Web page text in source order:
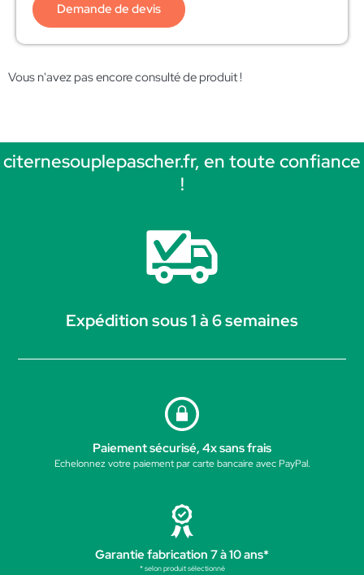
Demande de devis
Vous n'avez pas encore consulté de produit !
citernesouplepascher.fr, en toute confiance
!
Expédition sous 1 à 6 semaines
Paiement sécurisé, 4x sans frais
Echelonnez votre paiement par carte bancaire avec PayPal.
Garantie fabrication 7 à 10 ans*
* selon produit sélectionné